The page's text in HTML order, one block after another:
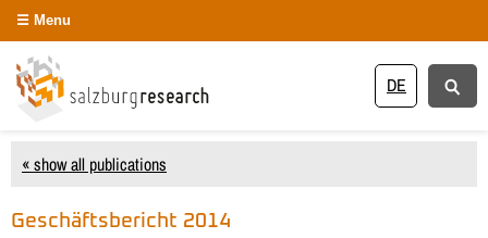
DE
Menu
« show all publications
Geschäftsbericht 2014